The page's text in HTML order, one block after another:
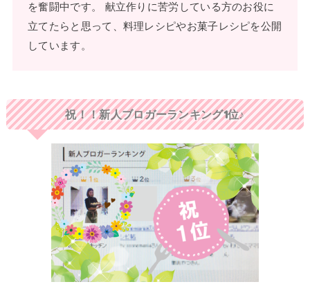
を奮闘中です。 献立作りに苦労している方のお役に
立てたらと思って、料理レシピやお菓子レシピを公開
しています。
祝！！新人ブロガーランキング1位♪